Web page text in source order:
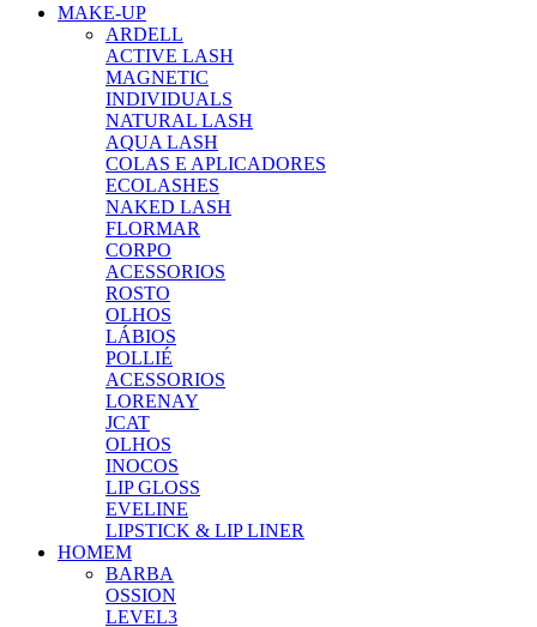
MAKE-UP
ARDELL
ACTIVE LASH
MAGNETIC
INDIVIDUALS
NATURAL LASH
AQUA LASH
COLAS E APLICADORES
ECOLASHES
NAKED LASH
FLORMAR
CORPO
ACESSORIOS
ROSTO
OLHOS
LÁBIOS
POLLIÉ
ACESSORIOS
LORENAY
JCAT
OLHOS
INOCOS
LIP GLOSS
EVELINE
LIPSTICK & LIP LINER
HOMEM
BARBA
OSSION
LEVEL3